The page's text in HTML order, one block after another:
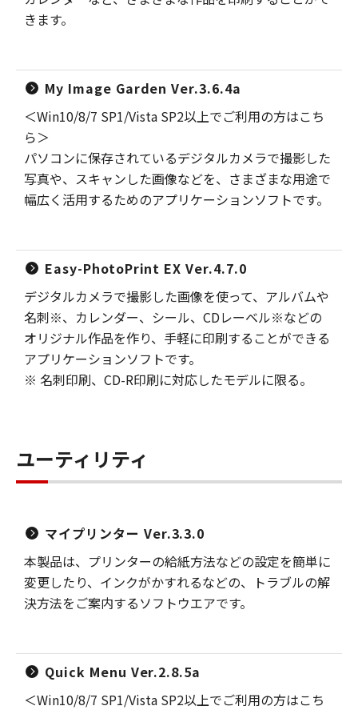
きます。
My Image Garden Ver.3.6.4a
＜Win10/8/7 SP1/Vista SP2以上でご利用の方はこち
ら＞
パソコンに保存されているデジタルカメラで撮影した
写真や、スキャンした画像などを、さまざまな用途で
幅広く活用するためのアプリケーションソフトです。
Easy-PhotoPrint EX Ver.4.7.0
デジタルカメラで撮影した画像を使って、アルバムや
名刺※、カレンダー、シール、CDレーベル※などの
オリジナル作品を作り、手軽に印刷することができる
アプリケーションソフトです。
※ 名刺印刷、CD-R印刷に対応したモデルに限る。
ユーティリティ
マイプリンター Ver.3.3.0
本製品は、プリンターの給紙方法などの設定を簡単に
変更したり、インクがかすれるなどの、トラブルの解
決方法をご案内するソフトウエアです。
Quick Menu Ver.2.8.5a
＜Win10/8/7 SP1/Vista SP2以上でご利用の方はこち